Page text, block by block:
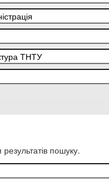
пошуку.